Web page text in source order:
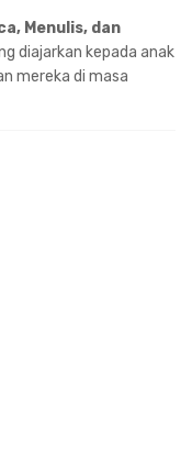
Menulis, dan
diajarkan kepada anak
mereka di masa